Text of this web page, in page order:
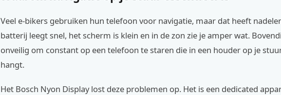
Veel e-bikers gebruiken hun telefoon voor navigatie, maar dat heeft
batterij leegt snel, het scherm is klein en in de zon zie je amper wat.
onveilig om constant op een telefoon te staren die in een houder op je
hangt.
Het Bosch Nyon Display lost deze problemen op. Het is een dedicated